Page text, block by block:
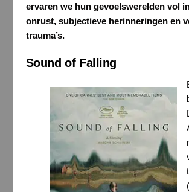
ervaren we hun gevoelswerelden vol
onrust, subjectieve herinneringen en
trauma’s.
Sound of Falling